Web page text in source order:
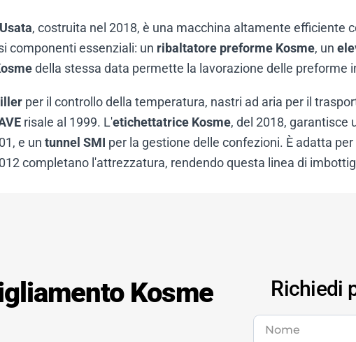
, costruita nel 2018, è una macchina altamente efficiente
componenti essenziali: un ribaltatore preforme Kosme, un
della stessa data permette la lavorazione delle preforme
per il controllo della temperatura, nastri ad aria per il
risale al 1999. L'etichettatrice Kosme, del 2018, garantisce
e un tunnel SMI per la gestione delle confezioni. È adatta
completano l'attrezzatura, rendendo questa linea di
Kosme
Richiedi